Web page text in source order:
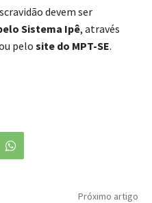
devem ser
Sistema Ipê, através
pelo site do MPT-SE.
Próximo artigo